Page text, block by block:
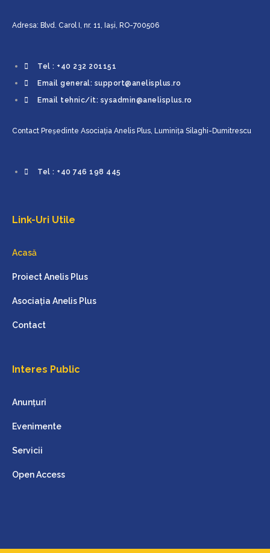
Adresa: Blvd. Carol I, nr. 11, Iaşi, RO-700506
Tel : +40 232 201151
Email general: support@anelisplus.ro
Email tehnic/it: sysadmin@anelisplus.ro
Contact Preşedinte Asociaţia Anelis Plus, Luminiţa Silaghi-Dumitrescu
Tel : +40 746 198 445
Link-Uri Utile
Acasă
Proiect Anelis Plus
Asociația Anelis Plus
Contact
Interes Public
Anunțuri
Evenimente
Servicii
Open Access